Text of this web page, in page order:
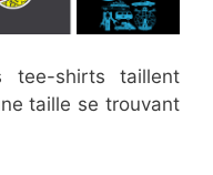
tee-shirts taillent
taille se trouvant